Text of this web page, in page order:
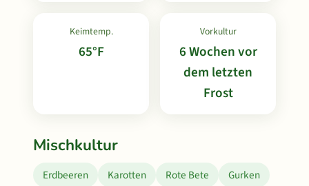
Keimtemp.
65°F
Vorkultur
6 Wochen vor
dem letzten
Frost
Mischkultur
Erdbeeren Karotten Rote Bete
Gurken